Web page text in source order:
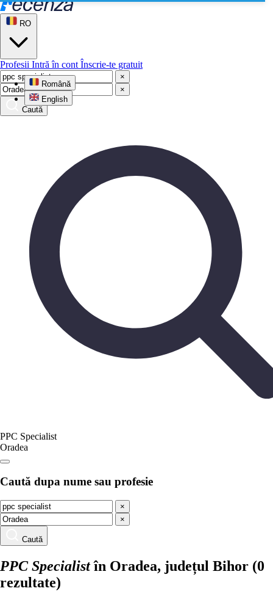
RO
Română
English
Profesii Intră în cont Înscrie-te gratuit
×
×
Caută
PPC Specialist
Oradea
Caută dupa nume sau profesie
×
×
Caută
PPC Specialistîn Oradea, județul Bihor (0
rezultate)